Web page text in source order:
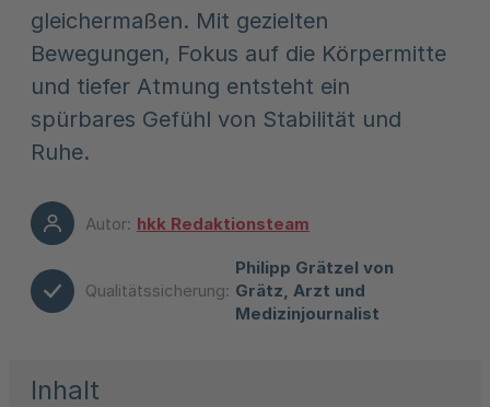
gleichermaßen. Mit gezielten
Bewegungen, Fokus auf die Körpermitte
und tiefer Atmung entsteht ein
spürbares Gefühl von Stabilität und
Ruhe.
Autor: hkk Redaktionsteam
Qualitätssicherung:
Philipp Grätzel von
Grätz, Arzt und
Medizinjournalist
Inhalt